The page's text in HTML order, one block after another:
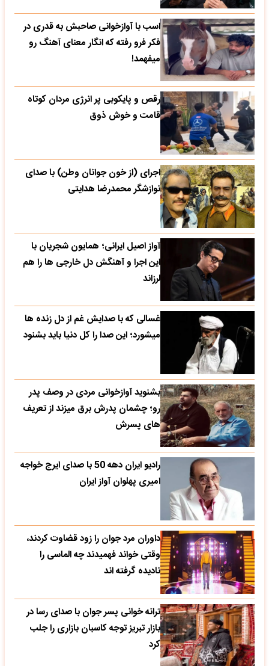
اسب با آوازخوانی صاحبش به قدری در
فکر فرو رفته که انگار معنای آهنگ رو
میفهمد!
رقص و پایکوبی پر انرژی مردان کوتاه
قامت و خوش ذوق
اجرای (از خون جوانان وطن) با صدای
نوازشگر محمدرضا هدایتی
آواز اصیل ایرانی؛ همایون شجریان با
این اجرا و آهنگش دل خارجی ها را هم
لرزاند
غسالی که با صدایش غم از دل زنده ها
میشورد؛ این صدا را کل دنیا باید بشنود
بشنوید آوازخوانی مردی در وصف پدر
رو؛ چشمان پدرش برق میزند از تعریف
های پسرش
رادیو ایران دهه 50 با صدای ایرج خواجه
امیری پهلوان آواز ایران
داوران مرد جوان را زود قضاوت کردند،
وقتی خواند فهمیدند چه الماسی را
نادیده گرفته اند
ترانه خوانی پسر جوان با صدای رسا در
بازار تبریز توجه کاسبان بازاری را جلب
کرد